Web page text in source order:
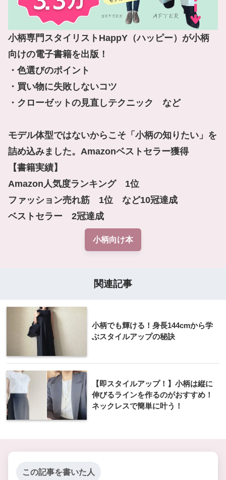
小柄専門スタイリストHappY（ハッピー）が小柄
向けの電子書籍を出版！
・色選びのポイント
・買い物に失敗しないコツ
・クローゼットの見直しテクニック　など
モデル体型ではないからこそ「小柄の知りたい」を
詰め込みました。Amazonベストセラー獲得
【書籍実績】
Amazon人気度ランキング　1位
ファッション売れ筋　1位　など10冠達成
ベストセラー　2冠達成
小柄向け本
関連記事
小柄でも輝ける！身長144cmから学
ぶスタイルアップの秘訣
【即スタイルアップ！】小柄は縦に
伸びるラインを作るのがおすすめ！
ネックレスで簡単に叶う！
この記事を書いた人